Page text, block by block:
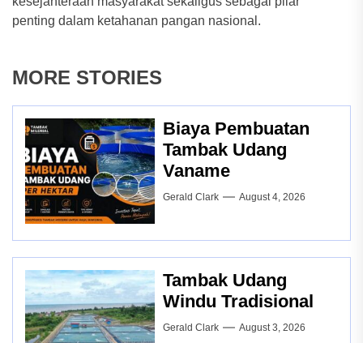
penting dalam ketahanan pangan nasional.
MORE STORIES
Biaya Pembuatan
Tambak Udang
Vaname
Gerald Clark August 4, 2026
Tambak Udang
Windu Tradisional
Gerald Clark August 3, 2026